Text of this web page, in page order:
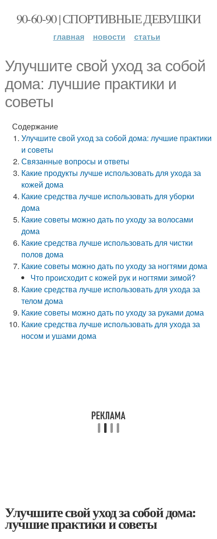
90-60-90 | СПОРТИВНЫЕ ДЕВУШКИ
главная новости статьи
Улучшите свой уход за собой
дома: лучшие практики и
советы
Содержание
Улучшите свой уход за собой дома: лучшие практики
и советы
Связанные вопросы и ответы
Какие продукты лучше использовать для ухода за
кожей дома
Какие средства лучше использовать для уборки
дома
Какие советы можно дать по уходу за волосами
дома
Какие средства лучше использовать для чистки
полов дома
Какие советы можно дать по уходу за ногтями дома
Что происходит с кожей рук и ногтями зимой?
Какие средства лучше использовать для ухода за
телом дома
Какие советы можно дать по уходу за руками дома
Какие средства лучше использовать для ухода за
носом и ушами дома
Улучшите свой уход за собой дома:
лучшие практики и советы